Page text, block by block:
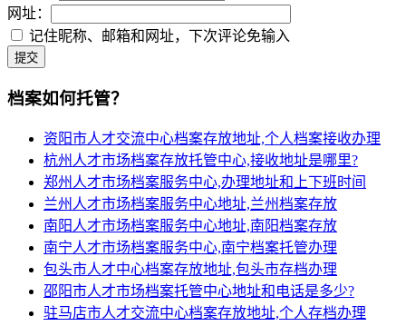
网址：
记住昵称、邮箱和网址，下次评论免输入
提交
档案如何托管？
资阳市人才交流中心档案存放地址,个人档案接收办理
杭州人才市场档案存放托管中心,接收地址是哪里?
郑州人才市场档案服务中心,办理地址和上下班时间
兰州人才市场档案服务中心地址,兰州档案存放
南阳人才市场档案服务中心地址,南阳档案存放
南宁人才市场档案服务中心,南宁档案托管办理
包头市人才中心档案存放地址,包头市存档办理
邵阳市人才市场档案托管中心地址和电话是多少?
驻马店市人才交流中心档案存放地址,个人存档办理